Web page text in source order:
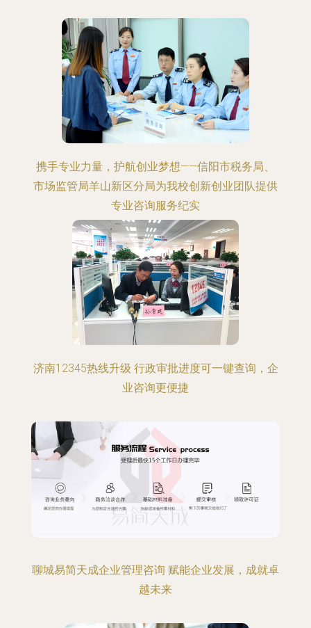
携手专业力量，护航创业梦想——信阳市税务局、
市场监管局羊山新区分局为我校创新创业团队提供
专业咨询服务纪实
济南12345热线升级 行政审批进度可一键查询，企
业咨询更便捷
聊城易简天成企业管理咨询 赋能企业发展，成就卓
越未来